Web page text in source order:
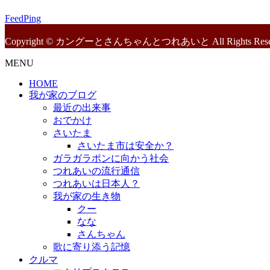
FeedPing
Copyright © カングーとさんちゃんとつれあいと All Rights
MENU
HOME
我が家のブログ
最近の出来事
おでかけ
さいたま
さいたま市は安全か？
ガラガラポンに向かう社会
つれあいの流行通信
つれあいは日本人？
我が家の生き物
クー
なな
さんちゃん
歌に寄り添う記憶
クルマ